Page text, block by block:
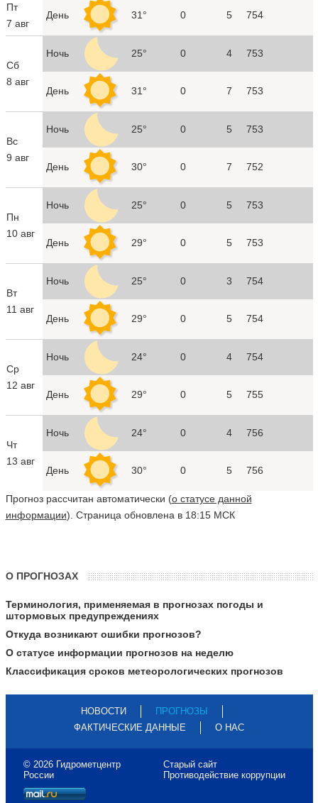
Пт
7 авг
День 31° 0 5 754
Сб
8 авг
Ночь 25° 0 4 753
День 31° 0 7 753
Вс
9 авг
Ночь 25° 0 5 753
День 30° 0 7 752
Пн
10 авг
Ночь 25° 0 5 753
День 29° 0 5 753
Вт
11 авг
Ночь 25° 0 3 754
День 29° 0 5 754
Ср
12 авг
Ночь 24° 0 4 754
День 29° 0 5 755
Чт
13 авг
Ночь 24° 0 4 756
День 30° 0 5 756
Прогноз рассчитан автоматически (о статусе данной
информации). Страница обновлена в 18:15 МСК
О ПРОГНОЗАХ
Терминология, применяемая в прогнозах погоды и
штормовых предупреждениях
Откуда возникают ошибки прогнозов?
О статусе информации прогнозов на неделю
Классификация сроков метеорологических прогнозов
НОВОСТИ
ПРОГНОЗЫ
ФАКТИЧЕСКИЕ ДАННЫЕ
О НАС
© 2026 Гидрометцентр
России
Старый сайт
Противодействие коррупции